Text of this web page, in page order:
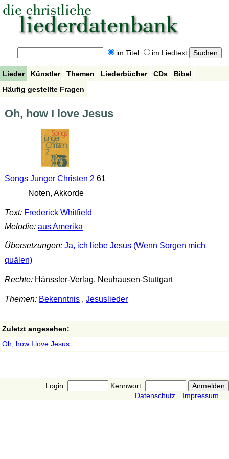
im Titel im Liedtext
Lieder Künstler Themen Liederbücher CDs
Bibel
Häufig gestellte Fragen
Oh, how I love Jesus
Songs Junger Christen 2 61
Noten, Akkorde
Text: Frederick Whitfield
Melodie: aus Amerika
Übersetzungen: Ja, ich liebe Jesus (Wenn Sorgen mich
quälen)
Rechte:Hänssler-Verlag, Neuhausen-Stuttgart
Themen: Bekenntnis, Jesuslieder
Zuletzt angesehen:
Oh, how I love Jesus
Login:
Kennwort:
Datenschutz
Impressum